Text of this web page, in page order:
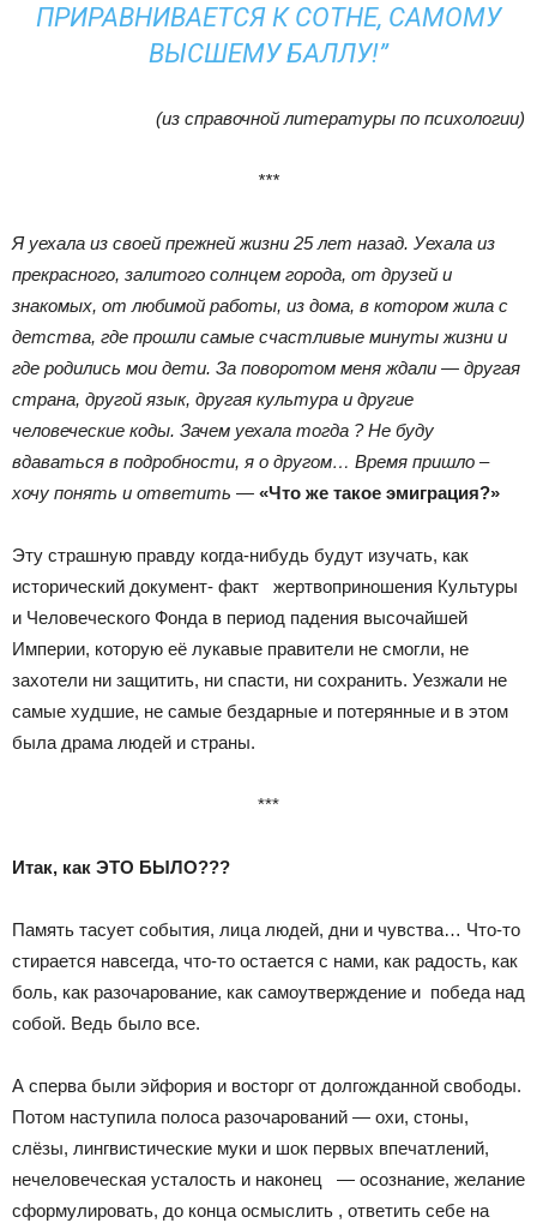
ПРИРАВНИВАЕТСЯ К СОТНЕ, САМОМУ
ВЫСШЕМУ БАЛЛУ!”
(из справочной литературы по психологии)
***
Я уехала из своей прежней жизни 25 лет назад. Уехала из
прекрасного, залитого солнцем города, от друзей и
знакомых, от любимой работы, из дома, в котором жила с
детства, где прошли самые счастливые минуты жизни и
где родились мои дети. За поворотом меня ждали — другая
страна, другой язык, другая культура и другие
человеческие коды. Зачем уехала тогда ? Не буду
вдаваться в подробности, я о другом… Время пришло –
хочу понять и ответить — «Что же такое эмиграция?»
Эту страшную правду когда-нибудь будут изучать, как
исторический документ- факт жертвоприношения Культуры
и Человеческого Фонда в период падения высочайшей
Империи, которую её лукавые правители не смогли, не
захотели ни защитить, ни спасти, ни сохранить. Уезжали не
самые худшие, не самые бездарные и потерянные и в этом
была драма людей и страны.
***
Итак, как ЭТО БЫЛО???
Память тасует события, лица людей, дни и чувства… Что-то
стирается навсегда, что-то остается с нами, как радость, как
боль, как разочарование, как самоутверждение и победа над
собой. Ведь было все.
А сперва были эйфория и восторг от долгожданной свободы.
Потом наступила полоса разочарований — охи, стоны,
слёзы, лингвистические муки и шок первых впечатлений,
нечеловеческая усталость и наконец — осознание, желание
сформулировать, до конца осмыслить , ответить себе на